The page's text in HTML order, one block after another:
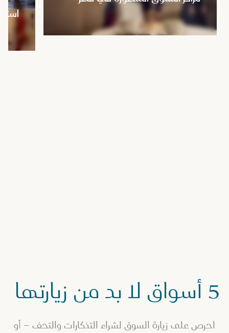
5 أسواق لا بد من زيارتها
احرص على زيارة السوق لشراء التذكارات والتحف – أو